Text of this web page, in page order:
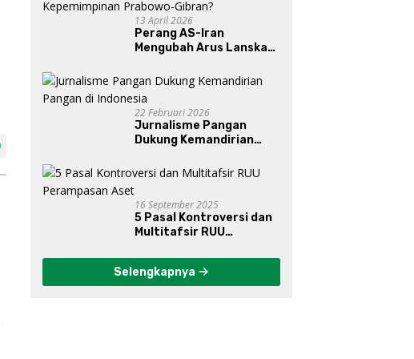
13 April 2026
Perang AS-Iran
Mengubah Arus Lanskap
Bawah Kepemimpinan
Prabowo-Gibran?
22 Februari 2026
Jurnalisme Pangan
Dukung Kemandirian
16 September 2025
5 Pasal Kontroversi dan
Multitafsir RUU
Selengkapnya